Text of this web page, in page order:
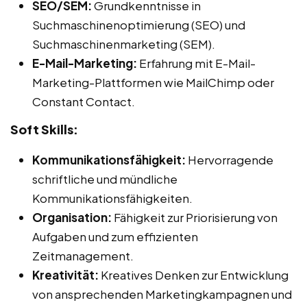
SEO/SEM:Grundkenntnisse in
Suchmaschinenoptimierung (SEO) und
Suchmaschinenmarketing (SEM).
E-Mail-Marketing: Erfahrung mit E-Mail-
Marketing-Plattformen wie MailChimp oder
Constant Contact.
Soft Skills:
Kommunikationsfähigkeit: Hervorragende
schriftliche und mündliche
Kommunikationsfähigkeiten.
Organisation: Fähigkeit zur Priorisierung von
Aufgaben und zum effizienten
Zeitmanagement.
Kreativität: Kreatives Denken zur Entwicklung
von ansprechenden Marketingkampagnen und